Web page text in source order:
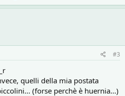
#3
quelli della mia postata
(forse perchè è huernia...)